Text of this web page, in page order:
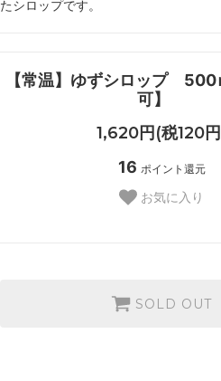
たシロップです。
【常温】ゆずシロップ 500
可】
1,620円(税120
16 ポイント還元
お気に入り
SOLD OUT